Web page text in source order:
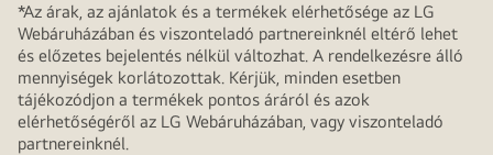
*Az árak, az ajánlatok és a termékek elérhetősége az LG
Webáruházában és viszonteladó partnereinknél eltérő lehet
és előzetes bejelentés nélkül változhat. A rendelkezésre álló
mennyiségek korlátozottak. Kérjük, minden esetben
tájékozódjon a termékek pontos áráról és azok
elérhetőségéről az LG Webáruházában, vagy viszonteladó
partnereinknél.